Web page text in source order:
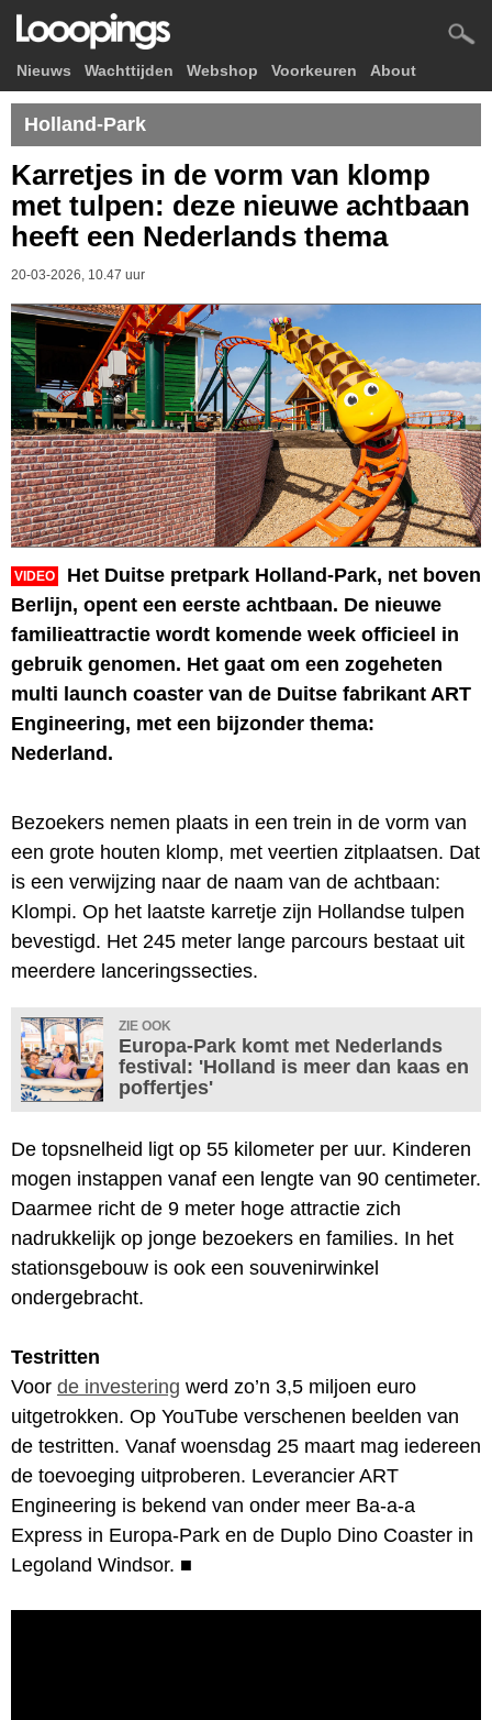
Nieuws Wachttijden Webshop Voorkeuren About
Holland-Park
Karretjes in de vorm van klomp
met tulpen: deze nieuwe achtbaan
heeft een Nederlands thema
20-03-2026, 10.47 uur
VIDEO
Het Duitse pretpark Holland-Park, net boven
Berlijn, opent een eerste achtbaan. De nieuwe
familieattractie wordt komende week officieel in
gebruik genomen. Het gaat om een zogeheten
multi launch coaster van de Duitse fabrikant ART
Engineering, met een bijzonder thema:
Nederland.
Bezoekers nemen plaats in een trein in de vorm van
een grote houten klomp, met veertien zitplaatsen. Dat
is een verwijzing naar de naam van de achtbaan:
Klompi. Op het laatste karretje zijn Hollandse tulpen
bevestigd. Het 245 meter lange parcours bestaat uit
meerdere lanceringssecties.
ZIE OOK
Europa-Park komt met Nederlands
festival: 'Holland is meer dan kaas en
poffertjes'
De topsnelheid ligt op 55 kilometer per uur. Kinderen
mogen instappen vanaf een lengte van 90 centimeter.
Daarmee richt de 9 meter hoge attractie zich
nadrukkelijk op jonge bezoekers en families. In het
stationsgebouw is ook een souvenirwinkel
ondergebracht.
Testritten
Voor de investering werd zo’n 3,5 miljoen euro
uitgetrokken. Op YouTube verschenen beelden van
de testritten. Vanaf woensdag 25 maart mag iedereen
de toevoeging uitproberen. Leverancier ART
Engineering is bekend van onder meer Ba-a-a
Express in Europa-Park en de Duplo Dino Coaster in
Legoland Windsor. ■